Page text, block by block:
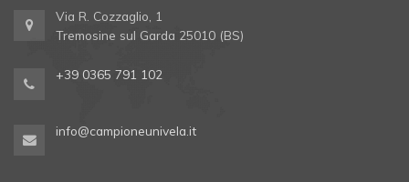
Via R. Cozzaglio, 1
Tremosine sul Garda 25010 (BS)
+39 0365 791 102
info@campioneunivela.it